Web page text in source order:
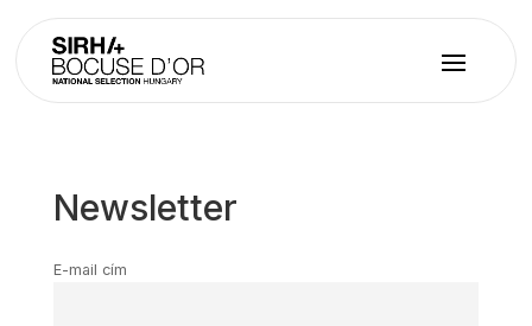
Newsletter
E-mail cím